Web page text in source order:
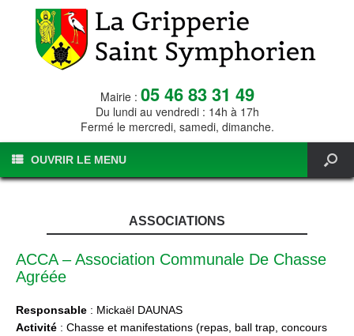
Mairie : 05 46 83 31 49
Du lundi au vendredi : 14h à 17h
Fermé le mercredi, samedi, dimanche.
OUVRIR LE MENU
ASSOCIATIONS
ACCA – Association Communale De Chasse
Agréée
Responsable : Mickaël DAUNAS
Activité : Chasse et manifestations (repas, ball trap, concours